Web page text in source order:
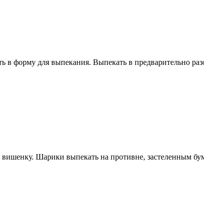
форму для выпекания. Выпекать в предварительно
вишенку. Шарики выпекать на противне, застеленным